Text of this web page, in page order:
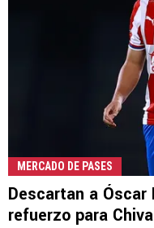
MERCADO DE PASES
Descartan a
refuerzo para